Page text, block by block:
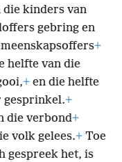
die kinders van
gebring en
+
helfte van die
+ en die helfte
gesprinkel.+
die verbond+
volk gelees.+ Toe
gespreek het, is